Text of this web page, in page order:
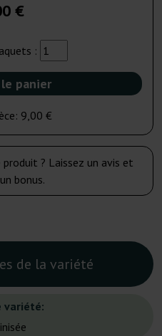
€
:
panier
9,00 €
produit ? Laissez un avis et
bonus.
de la variété
variété: